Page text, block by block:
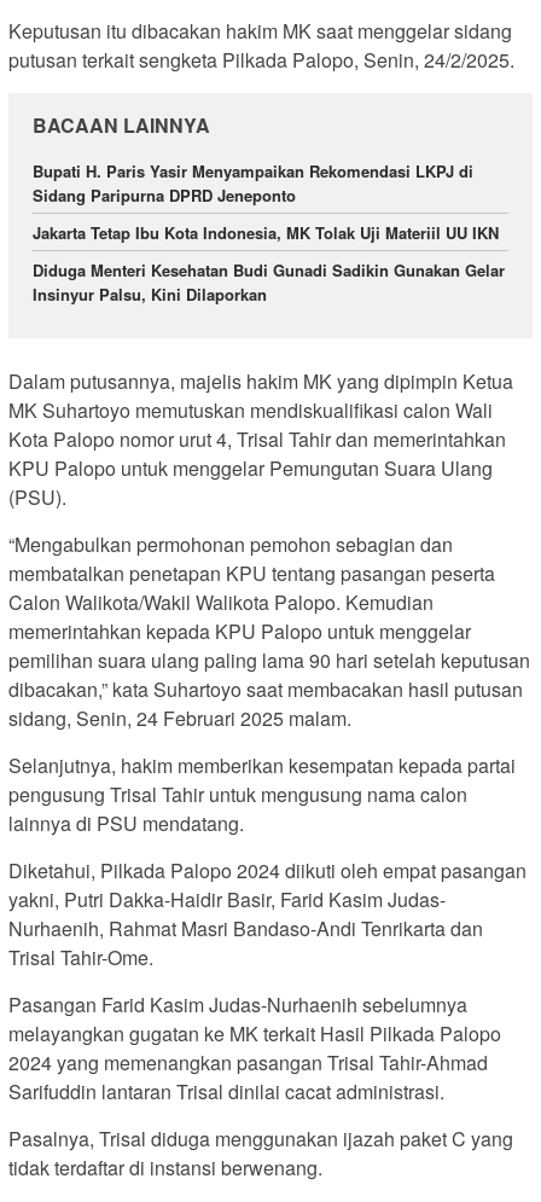
Keputusan itu dibacakan hakim MK saat menggelar sidang
putusan terkait sengketa Pilkada Palopo, Senin, 24/2/2025.
BACAAN LAINNYA
Bupati H. Paris Yasir Menyampaikan Rekomendasi LKPJ di
Sidang Paripurna DPRD Jeneponto
Jakarta Tetap Ibu Kota Indonesia, MK Tolak Uji Materiil UU IKN
Diduga Menteri Kesehatan Budi Gunadi Sadikin Gunakan Gelar
Insinyur Palsu, Kini Dilaporkan
Dalam putusannya, majelis hakim MK yang dipimpin Ketua
MK Suhartoyo memutuskan mendiskualifikasi calon Wali
Kota Palopo nomor urut 4, Trisal Tahir dan memerintahkan
KPU Palopo untuk menggelar Pemungutan Suara Ulang
(PSU).
“Mengabulkan permohonan pemohon sebagian dan
membatalkan penetapan KPU tentang pasangan peserta
Calon Walikota/Wakil Walikota Palopo. Kemudian
memerintahkan kepada KPU Palopo untuk menggelar
pemilihan suara ulang paling lama 90 hari setelah keputusan
dibacakan,” kata Suhartoyo saat membacakan hasil putusan
sidang, Senin, 24 Februari 2025 malam.
Selanjutnya, hakim memberikan kesempatan kepada partai
pengusung Trisal Tahir untuk mengusung nama calon
lainnya di PSU mendatang.
Diketahui, Pilkada Palopo 2024 diikuti oleh empat pasangan
yakni, Putri Dakka-Haidir Basir, Farid Kasim Judas-
Nurhaenih, Rahmat Masri Bandaso-Andi Tenrikarta dan
Trisal Tahir-Ome.
Pasangan Farid Kasim Judas-Nurhaenih sebelumnya
melayangkan gugatan ke MK terkait Hasil Pilkada Palopo
2024 yang memenangkan pasangan Trisal Tahir-Ahmad
Sarifuddin lantaran Trisal dinilai cacat administrasi.
Pasalnya, Trisal diduga menggunakan ijazah paket C yang
tidak terdaftar di instansi berwenang.